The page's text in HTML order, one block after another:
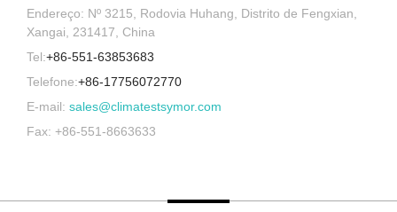
Endereço: Nº 3215, Rodovia Huhang, Distrito de Fengxian,
Xangai, 231417, China
Tel:+86-551-63853683
Telefone:+86-17756072770
E-mail: sales@climatestsymor.com
Fax: +86-551-8663633